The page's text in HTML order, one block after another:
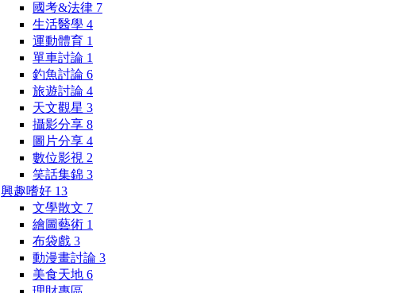
國考&法律 7
生活醫學 4
運動體育 1
單車討論 1
釣魚討論 6
旅遊討論 4
天文觀星 3
攝影分享 8
圖片分享 4
數位影視 2
笑話集錦 3
興趣嗜好 13
文學散文 7
繪圖藝術 1
布袋戲 3
動漫畫討論 3
美食天地 6